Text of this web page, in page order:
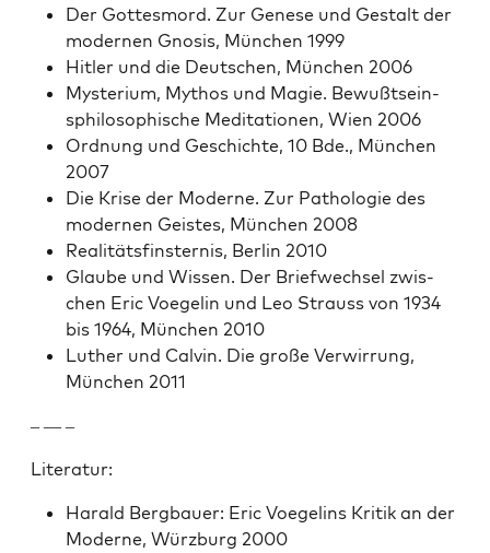
Der Gottes­mord. Zur Genese und Gestalt der
mod­er­nen Gno­sis, München 1999
Hitler und die Deutschen, München 2006
Mys­teri­um, Mythos und Magie. Bewußt­sein­
sphilosophis­che Med­i­ta­tio­nen, Wien 2006
Ord­nung und Geschichte, 10 Bde., München
2007
Die Krise der Mod­erne. Zur Patholo­gie des
mod­er­nen Geistes, München 2008
Real­itäts­fin­ster­n­is, Berlin 2010
Glaube und Wis­sen. Der Briefwech­sel zwis­
chen Eric Voegelin und Leo Strauss von 1934
bis 1964, München 2010
Luther und Calvin. Die große Ver­wirrung,
München 2011
– — –
Lit­er­atur:
Har­ald Berg­bauer: Eric Voegelins Kri­tik an der
Mod­erne, Würzburg 2000